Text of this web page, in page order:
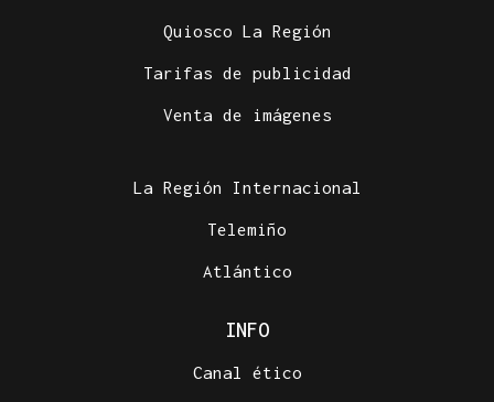
Quiosco La Región
Tarifas de publicidad
Venta de imágenes
La Región Internacional
Telemiño
Atlántico
INFO
Canal ético